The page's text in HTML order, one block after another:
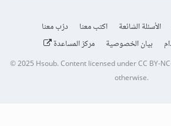
الأسئلة الشائعة اكتب معنا
درّب معنا
بيان الخصوصية مركز المساعدة
© 2025 Hsoub.Content licensed underCC BY-
otherwise.